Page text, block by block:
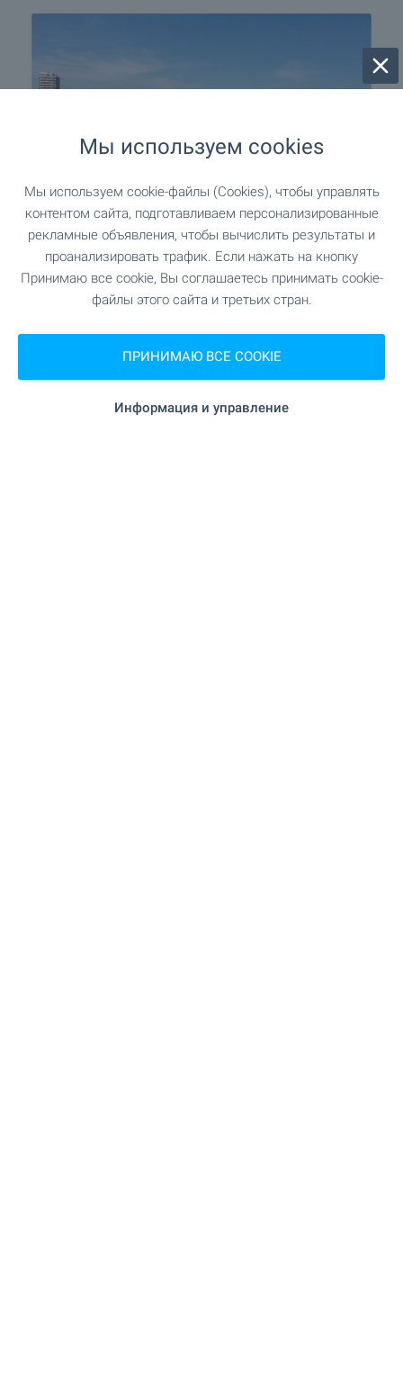
Лучшая недвижимость на
море в Болгарии
неизменно сохраняет свою популярность, как
среди европейцев, так и среди россиян. Здесь
Вас ждут огромный выбор объектов на любой
Мы используем cookies
Мы используем cookie-файлы (Cookies), чтобы управлять
контентом сайта, подготавливаем персонализированные
рекламные объявления, чтобы вычислить результаты и
проанализировать трафик. Если нажать на кнопку
Принимаю все cookie, Вы соглашаетесь принимать cookie-
файлы этого сайта и третьих стран.
ПРИНИМАЮ ВСЕ COOKIE
Информация и управление